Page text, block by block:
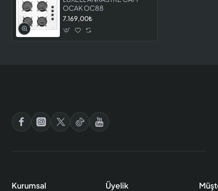
OCAK OC88
7.169,00₺
Kurumsal Üyelik